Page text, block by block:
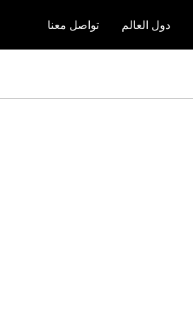
دول العالم تواصل معنا